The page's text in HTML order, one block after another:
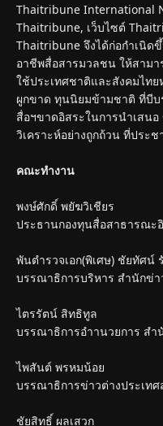
Thaitribune International
Thaitribune, เว็บไซต์
Thaitribune จึงได้ก่อกำเนิด
อาชีพสื่อสารมวลชน ให้สาม
ใช้ประเทศชาติและสังคมไท
ผูกขาด ทุนนิยมข้ามชาติ ที่บี
สื่อฯขาดอิสระในการนำเสน
วิเคราะห์อย่างถูกถ้วน ที่ประ
คณะทำงาน
พงษ์ศักดิ์ พยัฆวิเชียร
ประธานกองทุนสื่อสาธารณะ
พันตำรวจเอก(พิเศษ) ชัยทัศน์
บรรณาธิการบริหาร สำนักข่
ไตรรัตน์ สิทธิทูล
บรรณาธิการอำานวยการ ส
ไพสันต์ พรหมน้อย
บรรณาธิการข่าวต่างประเท
ชัยสิทธิ์ ผลเสวก